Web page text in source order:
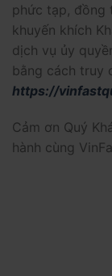
phức tạp, đồng
khuyến khích
dịch vụ ủy
bằng cách truy
https://
Cảm ơn Quý
hành cùng